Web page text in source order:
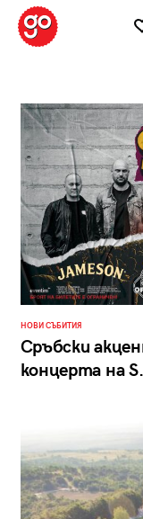
НОВИ СЪБИТИЯ
Сръбски
концерта на